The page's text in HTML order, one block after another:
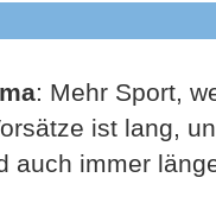
: Mehr Sport,
ist lang,
auch immer